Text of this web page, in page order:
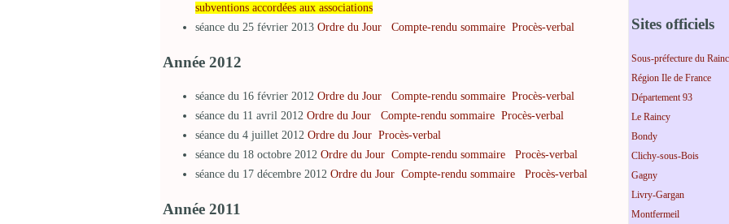
subventions accordées aux associations
séance du 25 février 2013 Ordre du Jour Compte-rendu sommaire Procès-verbal
Année 2012
séance du 16 février 2012 Ordre du Jour Compte-rendu sommaire Procès-verbal
séance du 11 avril 2012 Ordre du Jour Compte-rendu sommaire Procès-verbal
séance du 4 juillet 2012 Ordre du Jour Procès-verbal
séance du 18 octobre 2012 Ordre du Jour Compte-rendu sommaire
Procès-verbal
séance du 17 décembre 2012 Ordre du Jour Compte-rendu sommaire Procès-verbal
Année 2011
Sites officiels
Sous-préfecture du
Région Ile de France
Département 93
Le Raincy
Bondy
Clichy-sous-Bois
Gagny
Livry-Gargan
Montfermeil